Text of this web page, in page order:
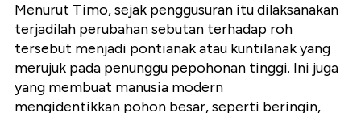
Menurut Timo, sejak penggusuran itu dilaksanakan
terjadilah perubahan sebutan terhadap roh
tersebut menjadi pontianak atau kuntilanak yang
merujuk pada penunggu pepohonan tinggi. Ini juga
yang membuat manusia modern
mengidentikkan pohon besar, seperti beringin,